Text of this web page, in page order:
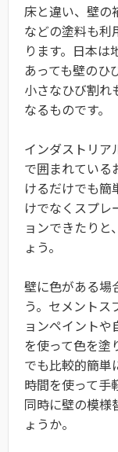
床と違い、壁の
などの塗料も利
ります。日本
あっても壁のひ
小さなひび割れ
なるものです。
インダストリア
で囲まれている
けるだけでも簡
けでなくスプレ
ョンできたりと
ょう。
壁に色がある場
う。セメントス
ョンペイント
を使って色を塗
でも比較的簡単
時間を使って手
同時に壁の模様
ょうか。